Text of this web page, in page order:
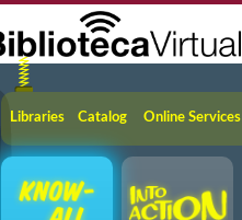
Navigation
Libraries Catalog Online Services